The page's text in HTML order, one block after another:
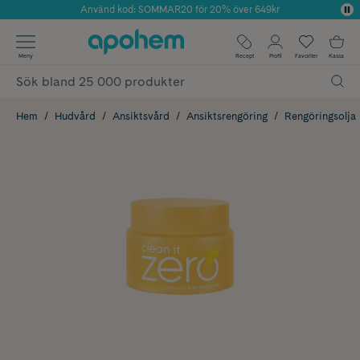
Årets Butik 2025 inom Skönhet
Använd kod: SOMMAR20 för 20% över 649kr
✓ Fri frakt
✓ Poäng på alla köp*
Meny Recept Profil Favoriter Kassa
Hem Hudvård Ansiktsvård Ansiktsrengöring Rengöringsolja